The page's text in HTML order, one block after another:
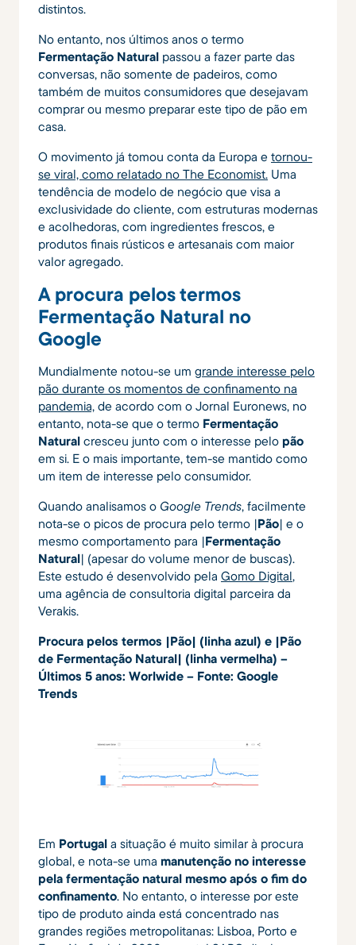
distintos.
No entanto, nos últimos anos o termo
Fermentação Natural passou a fazer parte das
conversas, não somente de padeiros, como
também de muitos consumidores que desejavam
comprar ou mesmo preparar este tipo de pão em
casa.
O movimento já tomou conta da Europa e tornou-
se viral, como relatado no The Economist. Uma
tendência de modelo de negócio que visa a
exclusividade do cliente, com estruturas modernas
e acolhedoras, com ingredientes frescos, e
produtos finais rústicos e artesanais com maior
valor agregado.
A procura pelos termos
Fermentação Natural no
Google
Mundialmente notou-se um grande interesse pelo
pão durante os momentos de confinamento na
pandemia, de acordo com o Jornal Euronews, no
entanto, nota-se que o termo Fermentação
Natural cresceu junto com o interesse pelo pão
em si. E o mais importante, tem-se mantido como
um item de interesse pelo consumidor.
Quando analisamos o Google Trends, facilmente
nota-se o picos de procura pelo termo |Pão| e o
mesmo comportamento para |Fermentação
Natural| (apesar do volume menor de buscas).
Este estudo é desenvolvido pela Gomo Digital,
uma agência de consultoria digital parceira da
Verakis.
Procura pelos termos |Pão| (linha azul) e |Pão
de Fermentação Natural| (linha vermelha) –
Últimos 5 anos: Worlwide – Fonte: Google
Trends
Em Portugal a situação é muito similar à procura
global, e nota-se uma manutenção no interesse
pela fermentação natural mesmo após o fim do
confinamento. No entanto, o interesse por este
tipo de produto ainda está concentrado nas
grandes regiões metropolitanas: Lisboa, Porto e